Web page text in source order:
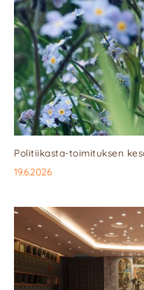
Politiikasta-toimituksen
19.6.2026